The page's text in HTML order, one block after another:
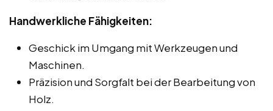
Handwerkliche Fähigkeiten:
Geschick im Umgang mit Werkzeugen und
Maschinen.
Präzision und Sorgfalt bei der Bearbeitung von
Holz.